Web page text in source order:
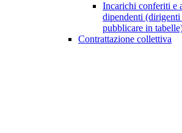
Incarichi conferiti e
dipendenti
pubblicare in
Contrattazione collettiva